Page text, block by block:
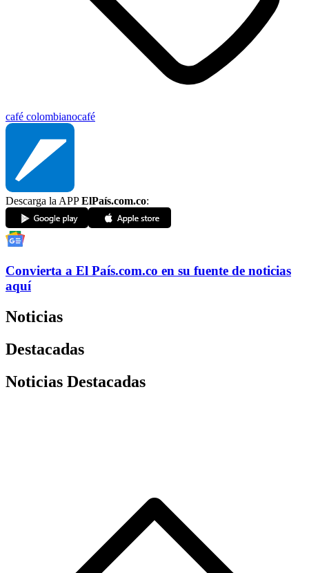
café colombianocafé
Descarga la APPElPaís.com.co:
Convierta a El País.com.co en su fuente de noticias
aquí
Noticias
Destacadas
Noticias Destacadas